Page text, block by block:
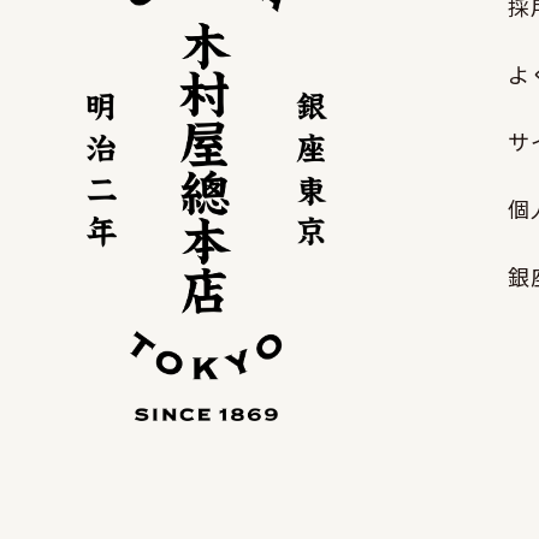
よ
サ
個
銀